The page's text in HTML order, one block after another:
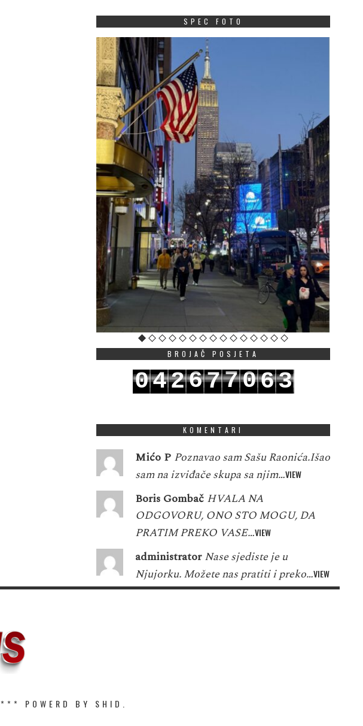
SPEC FOTO
BROJAČ POSJETA
042677063
KOMENTARI
Mićo P Poznavao sam Sašu Raonića.Išao
sam na izviđače skupa sa njim…VIEW
Boris Gombač HVALA NA
ODGOVORU, ONO STO MOGU, DA
PRATIM PREKO VASE…VIEW
administrator Nase sjediste je u
Njujorku. Možete nas pratiti i preko…VIEW
*** POWERD BY SHID.